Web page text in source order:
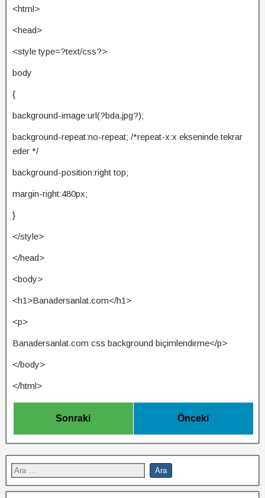
<html>
<head>
<style type=?text/css?>
body
{
background-image:url(?bda.jpg?);
background-repeat:no-repeat; /*repeat-x:x ekseninde tekrar
eder */
background-position:right top;
margin-right:480px;
}
</style>
</head>
<body>
<h1>Banadersanlat.com</h1>
<p>
Banadersanlat.com css background biçimlendirme</p>
</body>
</html>
Sonraki Önceki